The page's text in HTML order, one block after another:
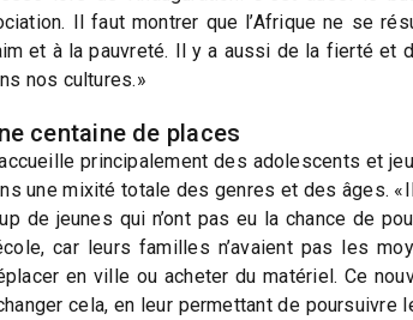
Il faut montrer que l’Afrique ne se
et à la pauvreté. Il y a aussi de la fierté et
nos cultures.»
centaine de places
principalement des adolescents et
une mixité totale des genres et des âges.
de jeunes qui n’ont pas eu la chance de
car leurs familles n’avaient pas les
en ville ou acheter du matériel. Ce
cela, en leur permettant de poursuivre